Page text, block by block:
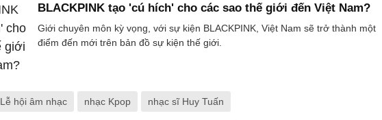
BLACKPINK tạo 'cú hích' cho các sao thế giới đến Việt Nam?
Giới chuyên môn kỳ vọng, với sự kiện BLACKPINK, Việt Nam sẽ trở thành một
điểm đến mới trên bản đồ sự kiện thế giới.
Lễ hội âm nhạc nhạc Kpop nhạc sĩ Huy Tuấn